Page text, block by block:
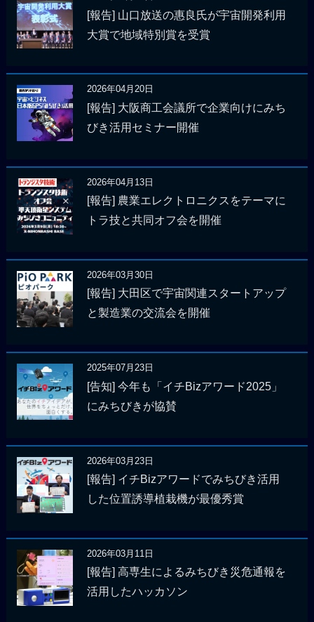
[報告] 山口放送の惠良氏が宇宙開発利用
大賞で地域特別賞を受賞
2026年04月20日
[報告] 大阪商工会議所で企業向けにみち
びき活用セミナー開催
2026年04月13日
[報告] 農業エレクトロニクスをテーマに
トラ技と共同オフ会を開催
2026年03月30日
[報告] 大田区で宇宙関連スタートアップ
と製造業の交流会を開催
2025年07月23日
[告知] 今年も「イチBizアワード2025」
にみちびきが協賛
2026年03月23日
[報告] イチBizアワードでみちびき活用
した位置誘導植栽機が最優秀賞
2026年03月11日
[報告] 高専生によるみちびき災危通報を
活用したハッカソン